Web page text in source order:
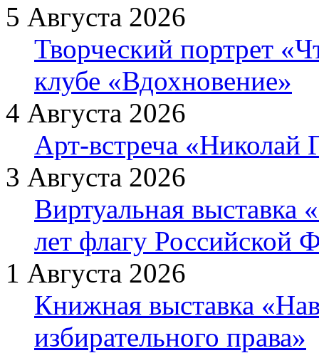
5 Августа 2026
Творческий портрет
клубе «Вдохновение»
4 Августа 2026
Арт-встреча «Николай
3 Августа 2026
Виртуальная выставка
лет флагу Российской
1 Августа 2026
Книжная выставка
избирательного права»